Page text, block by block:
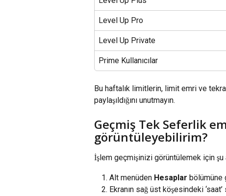
Level Up Pro
Level Up Private
Prime Kullanıcılar
Bu haftalık limitlerin, limit emri ve
paylaşıldığını unutmayın.
Geçmiş Tek Seferlik
görüntüleyebilirim?
İşlem geçmişinizi görüntülemek için şu
Alt menüden Hesaplar bölümüne
Ekranın sağ üst köşesindeki